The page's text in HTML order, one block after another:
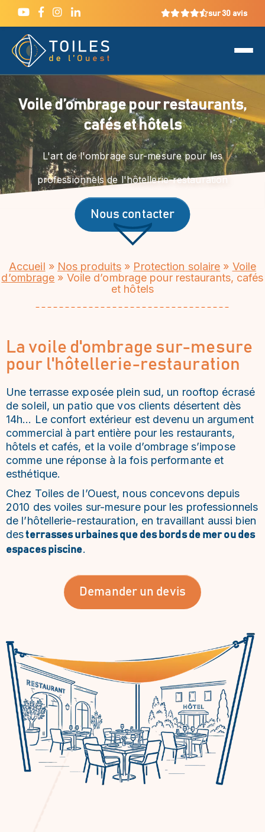
sur 30 avis
Voile d’ombrage pour restaurants,
cafés et hôtels
L'art de l'ombrage sur-mesure pour les
professionnels de l'hôtellerie-restauration
Nous contacter
Accueil » Nos produits » Protection solaire » Voile
dʼombrage » Voile d’ombrage pour restaurants, cafés
et hôtels
La voile d'ombrage sur-mesure
pour l'hôtellerie-restauration
Une terrasse exposée plein sud, un rooftop écrasé
de soleil, un patio que vos clients désertent dès
14h… Le confort extérieur est devenu un argument
commercial à part entière pour les restaurants,
hôtels et cafés, et la voile d’ombrage s’impose
comme une réponse à la fois performante et
esthétique.
Chez Toiles de l’Ouest, nous concevons depuis
2010 des voiles sur-mesure pour les professionnels
de l’hôtellerie-restauration, en travaillant aussi bien
desterrasses urbaines que des bords de mer ou des
espaces piscine.
Demander un devis